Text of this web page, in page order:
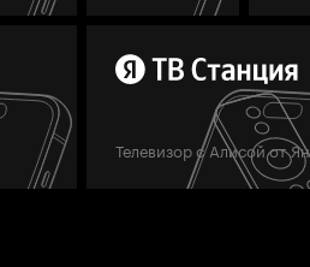
Телевизор с Алисой от